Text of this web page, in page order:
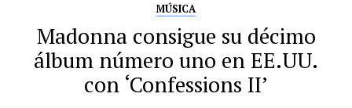
MÚSICA
Madonna consigue su décimo
álbum número uno en EE.UU.
con ‘Confessions II’